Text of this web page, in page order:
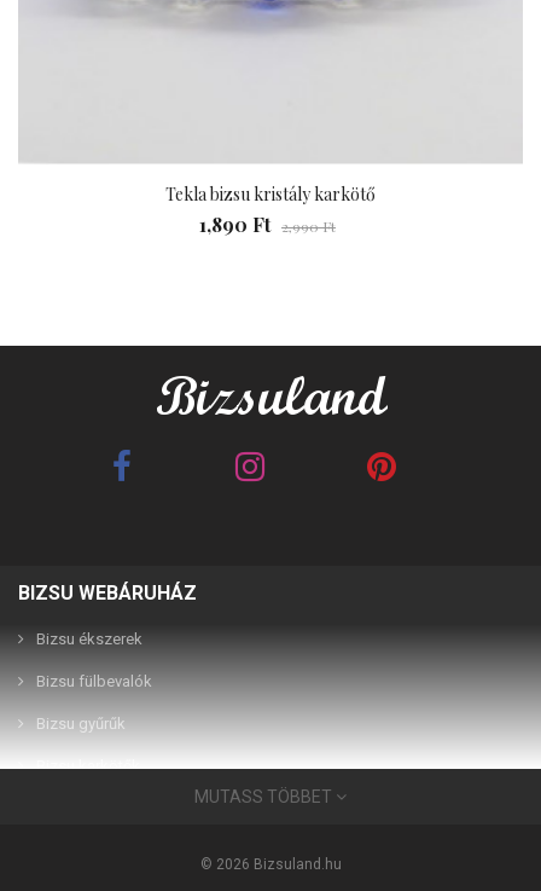
Tekla bizsu kristály karkötő
1,890 Ft 2,990 Ft
Best Friends barna 2in1
2,990 Ft
BIZSU WEBÁRUHÁZ
Bizsu ékszerek
Bizsu fülbevalók
Bizsu gyűrűk
Bizsu karkötők
MUTASS TÖBBET
© 2026 Bizsuland.hu